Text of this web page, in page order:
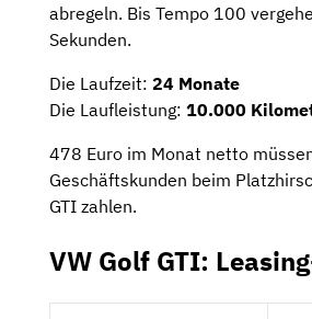
abregeln. Bis Tempo 100
Sekunden.
Die Laufzeit: 24 Monate
Die Laufleistung: 10.000
478 Euro im Monat netto
Geschäftskunden beim
GTI zahlen.
VW Golf GTI: